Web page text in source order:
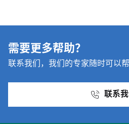
需要更多帮助？
联系我们，我们的专家随时可以
联系我